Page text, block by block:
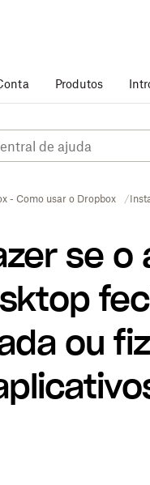
Produtos
- Como usar o Dropbox
se
ou